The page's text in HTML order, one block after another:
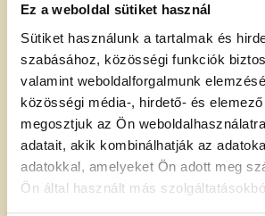
Ez a weboldal sütiket használ
Sütiket használunk a tartalmak és
szabásához, közösségi funkciók
valamint weboldalforgalmunk
közösségi média-, hirdető- és
megosztjuk az Ön
adatait, akik kombinálhatják az
adatokkal, amelyeket Ön adott meg
Ön által használt más
Zsír:
- amelyből telített zsírsavak: